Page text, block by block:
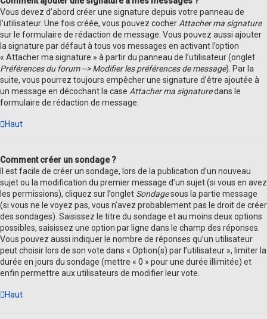
Vous devez d’abord créer une signature depuis votre panneau de
l’utilisateur. Une fois créée, vous pouvez cocher Attacher ma signature
sur le formulaire de rédaction de message. Vous pouvez aussi ajouter
la signature par défaut à tous vos messages en activant l’option
« Attacher ma signature » à partir du panneau de l’utilisateur (onglet
Préférences du forum --> Modifier les préférences de message). Par la
suite, vous pourrez toujours empêcher une signature d’être ajoutée à
un message en décochant la case Attacher ma signaturedans le
formulaire de rédaction de message.
Haut
Comment créer un sondage ?
Il est facile de créer un sondage, lors de la publication d’un nouveau
sujet ou la modification du premier message d’un sujet (si vous en avez
les permissions), cliquez sur l’onglet Sondagesous la partie message
(si vous ne le voyez pas, vous n’avez probablement pas le droit de créer
des sondages). Saisissez le titre du sondage et au moins deux options
possibles, saisissez une option par ligne dans le champ des réponses.
Vous pouvez aussi indiquer le nombre de réponses qu’un utilisateur
peut choisir lors de son vote dans « Option(s) par l’utilisateur », limiter la
durée en jours du sondage (mettre « 0 » pour une durée illimitée) et
enfin permettre aux utilisateurs de modifier leur vote.
Haut